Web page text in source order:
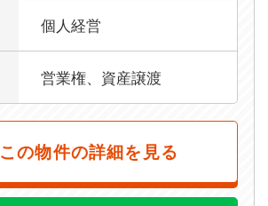
個人経営
営業権、資産譲渡
この物件の詳細を見る